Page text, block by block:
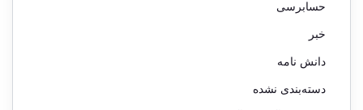
حسابرسی
خبر
دانش نامه
دسته‌بندی نشده